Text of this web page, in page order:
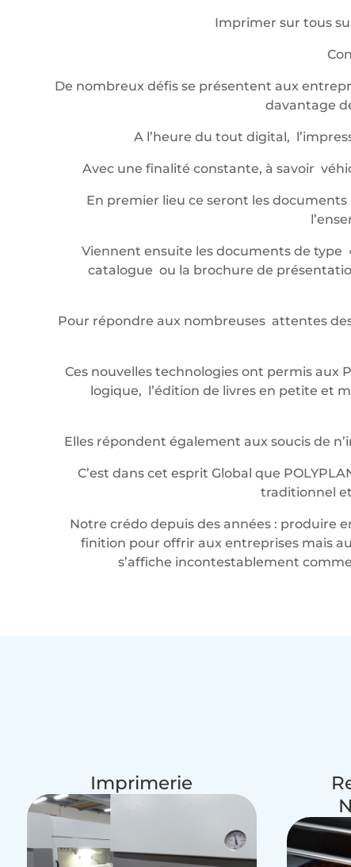
Imprimer sur tous
De nombreux défis se présentent aux
davantage
A l’heure du tout digital,
Avec une finalité constante, à savoir
En premier lieu ce seront les
Viennent ensuite les documents de type
catalogue ou la brochure de
Pour répondre aux nombreuses attentes
Ces nouvelles technologies ont permis
logique, l’édition de livres en petite et
Elles répondent également aux soucis de
C’est dans cet esprit Global que
traditionnel
Notre crédo depuis des années : produire
finition pour offrir aux entreprises mais
s’affiche incontestablement
Imprimerie